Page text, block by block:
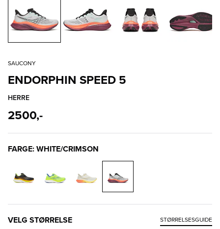
SAUCONY
ENDORPHIN SPEED 5
HERRE
2500,-
FARGE: WHITE/CRIMSON
VELG STØRRELSE STØRRELSESGUIDE